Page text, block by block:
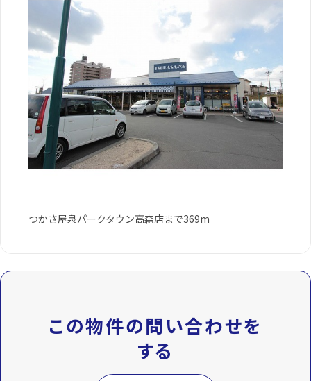
つかさ屋泉パークタウン高森店まで369m
この物件の問い合わせを
する